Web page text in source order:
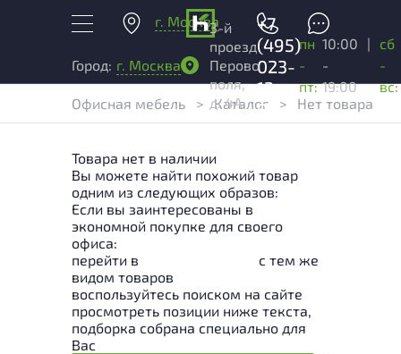
г. Москва
+7
(495)
023-
13-
03
Город: г. Москва
3-й
проезд
Перово
поля,
д. 4А
пн
-
пт:
10:00
-
19:00
|
сб
-
вс:
Офисная мебель
> Каталог > Нет товара
Товара нет в наличии
Вы можете найти похожий товар
одним из следующих образов:
Если вы заинтересованы в
экономной покупке для своего
офиса:
перейти в
с тем же
видом товаров
воспользуйтесь поиском на сайте
просмотреть позиции ниже текста,
подборка собрана специально для
Вас